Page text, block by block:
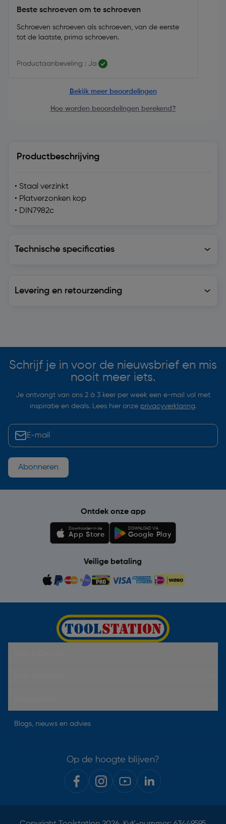
Beste schroeven om te schroeven
Schroeven schroeven als schroeven, van de eerste
tot de laatste, prima schroeven.
Productaanbeveling : Ja
Bekijk meer beoordelingen
Hoe worden beoordelingen berekend?
Productbeschrijving
• Staal verzinkt
• Platverzonken kop
• DIN7982c
Technische specificaties
Levering en retourzending
Schrijf je in voor de nieuwsbrief en mis
nooit meer iets.
Je ontvangt van ons 2 à 3 keer per week een e-mail vol met
inspiratie en deals. Lees hier onze privacyverklaring.
Abonneren
Ontdek onze app
Downloaden in de
App Store
DOWNLOAD VIA
Google Play
Veilige betaling
Blogs, nieuws en advies
Op de hoogte blijven?